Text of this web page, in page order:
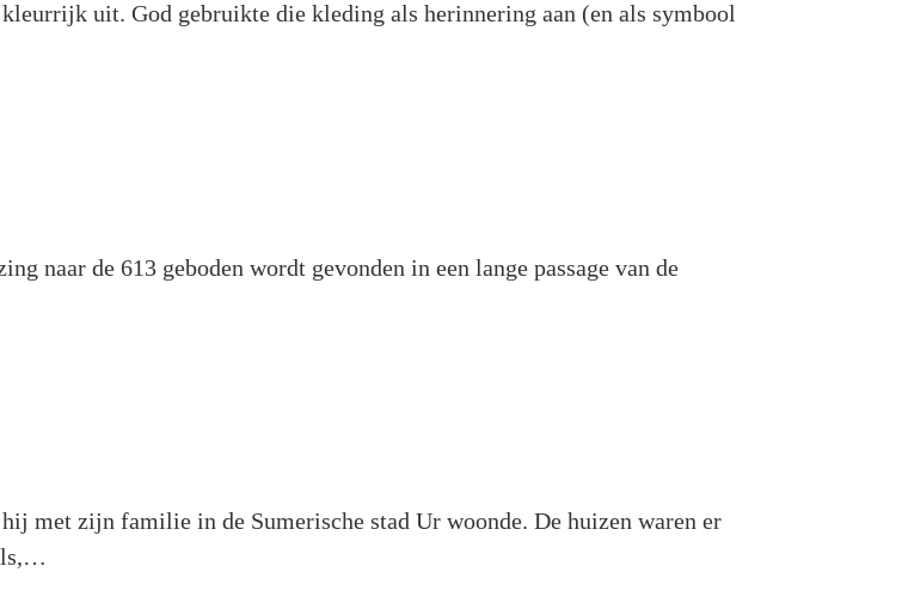
uit. God gebruikte die kleding als herinnering aan (en als symbool
naar de 613 geboden wordt gevonden in een lange passage van de
met zijn familie in de Sumerische stad Ur woonde. De huizen waren er